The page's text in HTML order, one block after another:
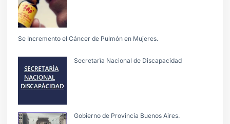
Se Incremento el Cáncer de Pulmón en Mujeres.
Secretarìa Nacional de Discapacidad
Gobierno de Provincia Buenos Aires.